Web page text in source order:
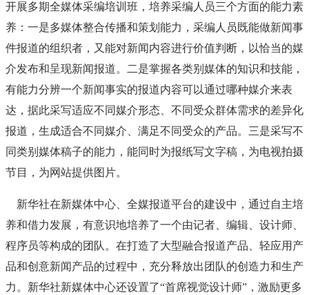
开展多期全媒体采编培训班，培养采编人员三个方面的能力素
养：一是多媒体整合传播和策划能力，采编人员既能做新闻事
件报道的组织者，又能对新闻内容进行价值判断，以恰当的媒
介发布和呈现新闻报道。二是掌握各类别媒体的知识和技能，
有能力分辨一个新闻事实的报道内容可以通过哪种媒介来表
达，据此采写适应不同媒介形态、不同受众群体需求的差异化
报道，生成适合不同媒介、满足不同受众的产品。三是采写不
同类别媒体稿子的能力，能同时为报纸写文字稿，为电视拍摄
节目，为网站提供图片。
新华社在新媒体中心、全媒报道平台的建设中，通过自主培
养和借力发展，有意识地培养了一个由记者、编辑、设计师、
程序员等构成的团队。在打造了大型融合报道产品、轻应用产
品和创意新闻产品的过程中，充分释放出团队的创造力和生产
力。新华社新媒体中心还设置了“首席视觉设计师”，激励更多